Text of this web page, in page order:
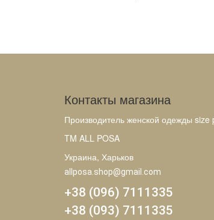
Контакты магазина
Производитель женской одежды size
TM ALL POSA
Украина, Харьков
allposa.shop@gmail.com
+38 (096) 7111335
+38 (093) 7111335